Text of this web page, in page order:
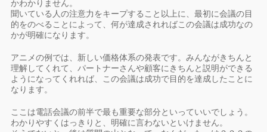
かわかりません。
聞いている人の注意力をキープすること以上に、最初に会議の目
的をのべることによって、何が達成されればこの会議は成功なの
かが明確になります。
アニメの例では、新しい価格体系の発表です。みんながきちんと
理解してくれて、パートナーさんや顧客にきちんと説明ができる
ようになってくれれば、この会議は成功で目的を達成したことに
なります。
ここは電話会議の前半で最も重要な部分といっていいでしょう。
わかりやすくはっきりと、明確に言わないといけません。